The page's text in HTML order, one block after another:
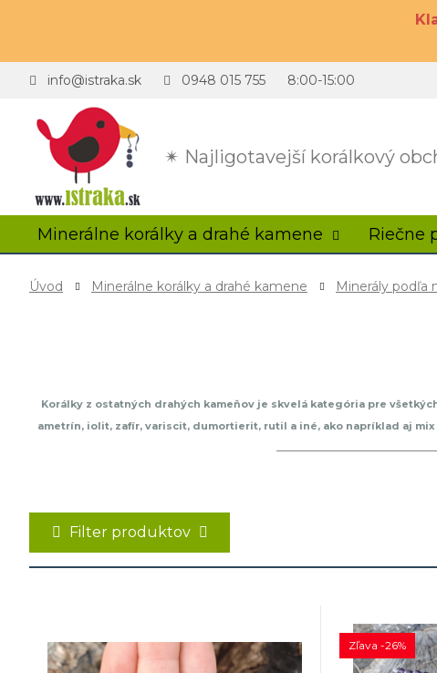
✴ Najligotavejší korálkový
info@istraka.sk 0948 015 755 8:00-15:00
Minerálne korálky a drahé kamene Riečne
Úvod Minerálne korálky a drahé kamene Minerály podľa
Korálky z ostatných drahých kameňov je skvelá kategória pre
ametrín, iolit, zafír, variscit, dumortierit, rutil a iné, ako napríklad aj
skombinovať s korálkami zo zliatniny a zirkónmi v striebornej farbe.
Filter produktov
Zľava -26%